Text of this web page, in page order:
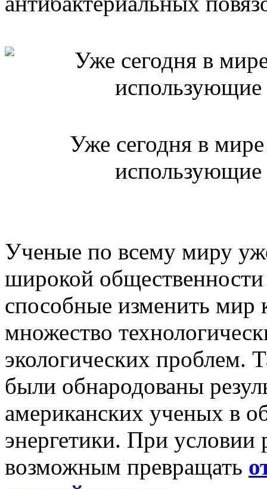
Уже сегодня в
использующие
Ученые по всему миру
широкой общественности
способные изменить
множество
экологических проблем.
были обнародованы
американских ученых в
энергетики. При условии
возможным превращать